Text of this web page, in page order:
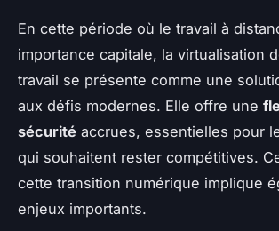
En cette période où le travail à
importance capitale, la virtualisation
travail se présente comme une
aux défis modernes. Elle offre une
sécurité accrues, essentielles pour
qui souhaitent rester compétitives.
cette transition numérique implique
enjeux importants.